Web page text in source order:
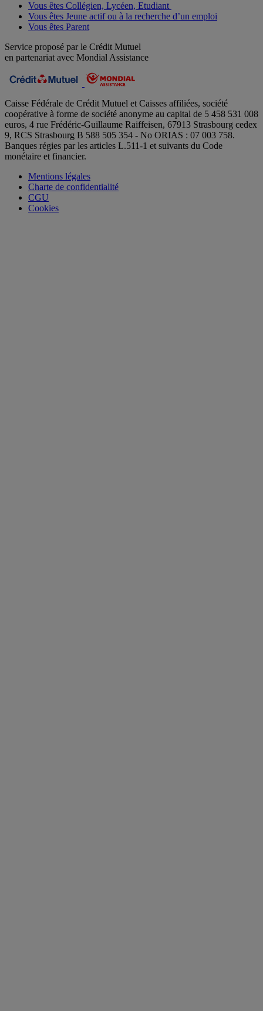
Vous êtes Collégien, Lycéen, Etudiant
Vous êtes Jeune actif ou à la recherche d’un emploi
Vous êtes Parent
Service proposé par le Crédit Mutuel
en partenariat avec Mondial Assistance
Caisse Fédérale de Crédit Mutuel et Caisses affiliées, société
coopérative à forme de société anonyme au capital de 5 458 531 008
euros, 4 rue Frédéric-Guillaume Raiffeisen, 67913 Strasbourg cedex
9, RCS Strasbourg B 588 505 354 - No ORIAS : 07 003 758.
Banques régies par les articles L.511-1 et suivants du Code
monétaire et financier.
Mentions légales
Charte de confidentialité
CGU
Cookies